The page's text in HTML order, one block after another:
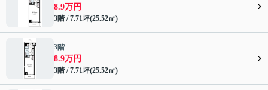
8.9万円
3階 / 7.71坪(25.52㎡)
3階
8.9万円
3階 / 7.71坪(25.52㎡)